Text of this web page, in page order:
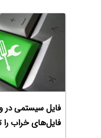
فایل سیستمی در
فایل‌های خراب را